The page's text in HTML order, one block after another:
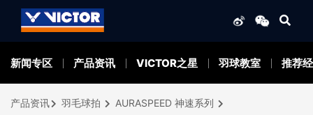
新闻专区 产品资讯 VICTOR之星 羽球教室 推荐
产品资讯 羽毛球拍 AURASPEED 神速系列